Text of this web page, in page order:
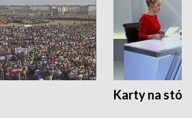
Karty na